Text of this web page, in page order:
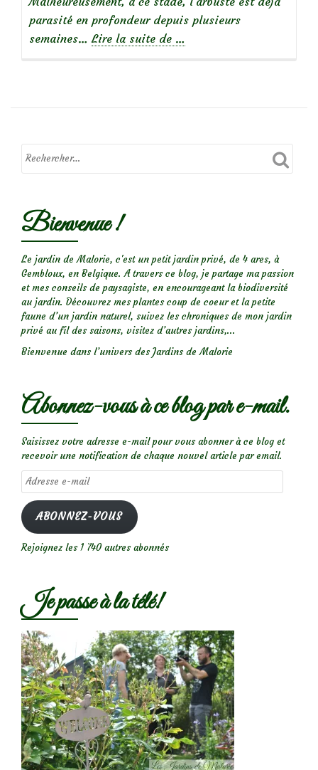
parasité en profondeur depuis plusieurs
semaines… Lire la suite de à
oranges
les
…
Bienvenue !
Le jardin de Malorie, c'est un petit jardin privé, de 4 ares, à
Gembloux, en Belgique. A travers ce blog, je partage ma passion
et mes conseils de paysagiste, en encourageant la biodiversité
au jardin. Découvrez mes plantes coup de coeur et la petite
faune d’un jardin naturel, suivez les chroniques de mon jardin
privé au fil des saisons, visitez d’autres jardins,...
Bienvenue dans l’univers des Jardins de Malorie
Abonnez-vous à ce blog par e-mail.
Saisissez votre adresse e-mail pour vous abonner à ce blog et
recevoir une notification de chaque nouvel article par email.
Adresse
e-
mail
ABONNEZ-VOUS
Rejoignez les 1 740 autres abonnés
Je passe à la télé!